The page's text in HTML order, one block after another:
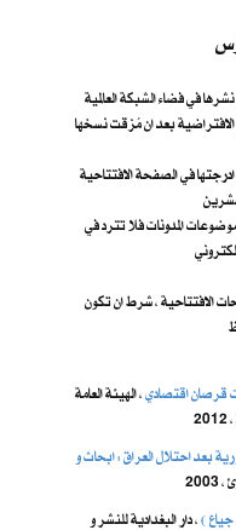
في فضاء الشبكة العالمية
بعد ان مُزقت نسخها
في الصفحة الافتتاحية
المدونات فلا تترد في
الافتتاحية ، شرط ان تكون
قرصان اقتصادي، الهيئة العامة
بعد احتلال العراق : ابحاث و
جياع )، دار البغدادية للنشر و